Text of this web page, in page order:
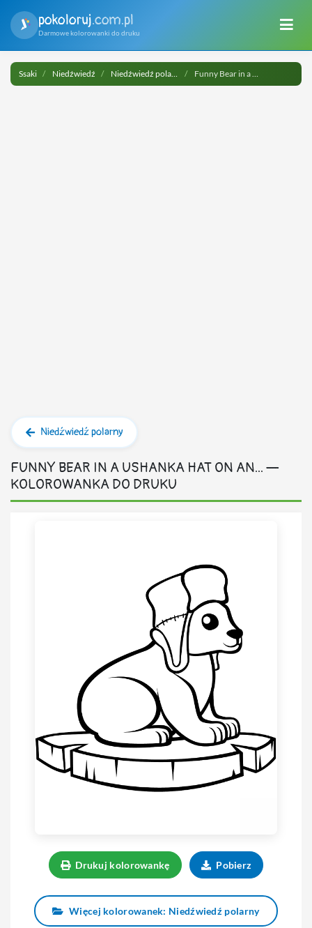
pokoloruj.com.pl
Darmowe kolorowanki do druku
Ssaki Niedźwiedź Niedźwiedź polarny Funny Bear in a Ushanka Hat on an... do druku
Niedźwiedź polarny
FUNNY BEAR IN A USHANKA HAT ON AN... —
KOLOROWANKA DO DRUKU
Drukuj kolorowankę Pobierz
Więcej kolorowanek: Niedźwiedź polarny